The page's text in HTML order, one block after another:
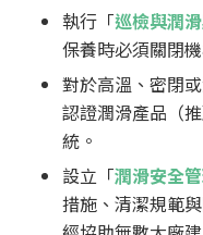
執行「巡檢與潤
保養時必須關閉
對於高溫、密閉
認證潤滑產品（
統。
設立「潤滑安全
措施、清潔規範